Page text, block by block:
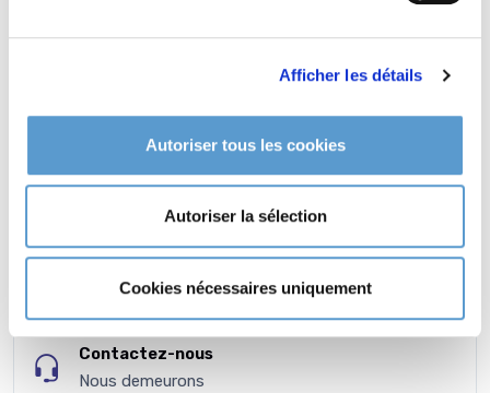
Afficher les détails
Autoriser tous les cookies
Autoriser la sélection
Cookies nécessaires uniquement
VPC - Expédition
CGV - CGU
en toute transparence
Contactez-nous
Nous demeurons